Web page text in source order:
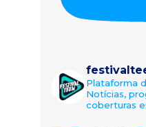
Plataforma
Notícias,
coberturas